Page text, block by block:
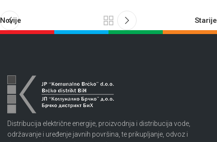
Novije Starije
Distribucija električne energije, proizvodnja i distribucija vode,
održavanje i uređenje javnih površina, te prikupljanje, odvoz i